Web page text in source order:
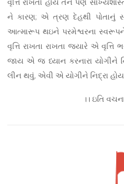
ને કારણ; એ ત્રણ દેહથી પોતાનું
આત્મારૂપ થઇને પરમેશ્વરના સ્વરૂપને
વૃત્તિ રાખતા રાખતા જ્યારે એ
જાય એ જ ધ્યાન કરનારા યોગીને
લીન થવું, એવી એ યોગીને નિદ્રા હોય
।। ઇતિ